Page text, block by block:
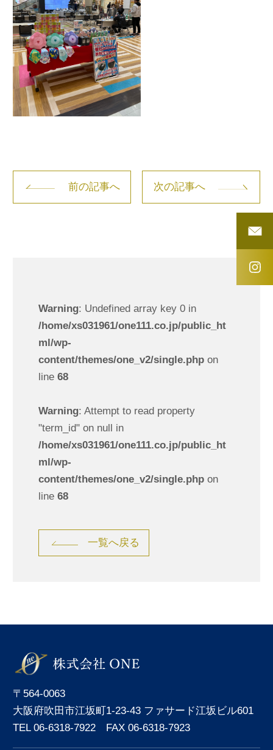
前の記事へ 次の記事へ
Warning: Undefined array key 0 in
/home/xs031961/one111.co.jp/public_ht
ml/wp-
content/themes/one_v2/single.phpon
line 68
Warning: Attempt to read property
"term_id" on null in
/home/xs031961/one111.co.jp/public_ht
ml/wp-
content/themes/one_v2/single.phpon
line 68
一覧へ戻る
〒564-0063
大阪府吹田市江坂町1-23-43 ファサード江坂ビル601
TEL 06-6318-7922 FAX 06-6318-7923